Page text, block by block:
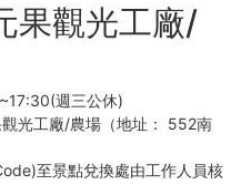
果觀光工廠/
週三公休)
光工廠/農場（地址： 552南
至景點兌換處由工作人員核